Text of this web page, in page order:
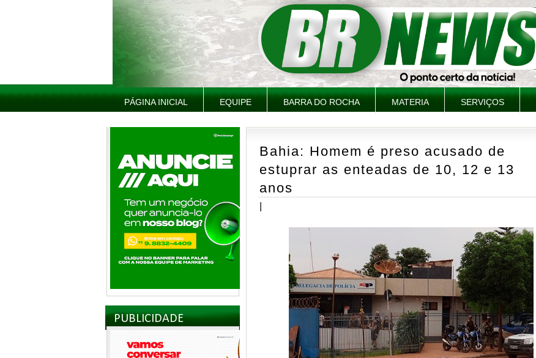
PÁGINA INICIAL EQUIPE BARRA DO ROCHA MATERIA SERVIÇOS
PUBLICIDADE
Bahia: Homem é preso acusado de
estuprar as enteadas de 10, 12 e 13
anos